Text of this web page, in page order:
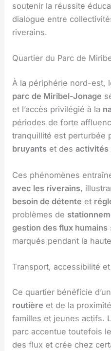
soutenir la réussite
dialogue entre
riverains.
Quartier du Parc de
À la périphérie nord-est,
parc de Miribel-Jonage
et l’accès privilégié à la
périodes de forte
tranquillité est perturbée
bruyants et desactivités
Ces phénomènes
avec les riverains,
besoin de détente et
problèmes de
gestion des flux humains
marqués pendant la
Transport, accessibilité
Ce quartier bénéficie
routière et de la
familles et jeunes actifs.
parc accentue toutefois
des flux et crée chez